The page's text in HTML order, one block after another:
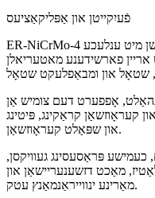
פֿעיִקייטן און אַפּליקאַציעס
ER-NiCrMo-4 ווערט גענוצט פארן שווייסן פון צומישן מיט ענלעכע
פארשידענע מאטעריאלן
אָפפערט דעם צומיש אַן
קעראָוזשאַן קראַקינג, פּיטינג
און שפּאַלט קעראָוזשאַן.
כעמישע פּראַסעסינג געוויקסן,
מאַכט דזשענעריישאַן און
מאַרינע ינווייראַנמאַנץ עטק.